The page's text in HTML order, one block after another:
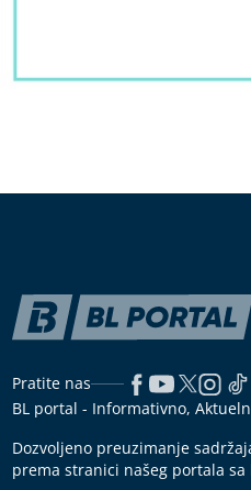
Pratite nas
BL portal - Informativno,
Dozvoljeno preuzimanje
prema stranici našeg portala